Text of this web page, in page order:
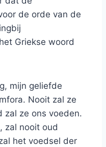
de orde van de
Griekse woord
mijn geliefde
Nooit zal ze
zal ze ons voeden.
zal nooit oud
het voedsel der